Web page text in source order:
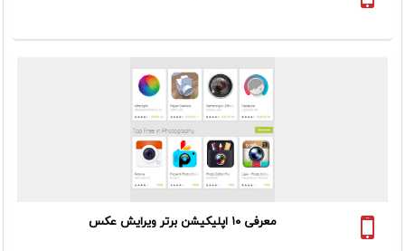
یکی از پیش پا افتاده ترین اما موثرترین راه های افزایش فالوور در...
برای فعال بودن در صفحات مجازی همیشه نیاز به عکس داریم. فرقی
نمیکند که ما صاحب یک بیزنس هستیم و محصولی را معرفی میکنیم
معرفی ۱۰ اپلیکیشن برتر ویرایش عکس